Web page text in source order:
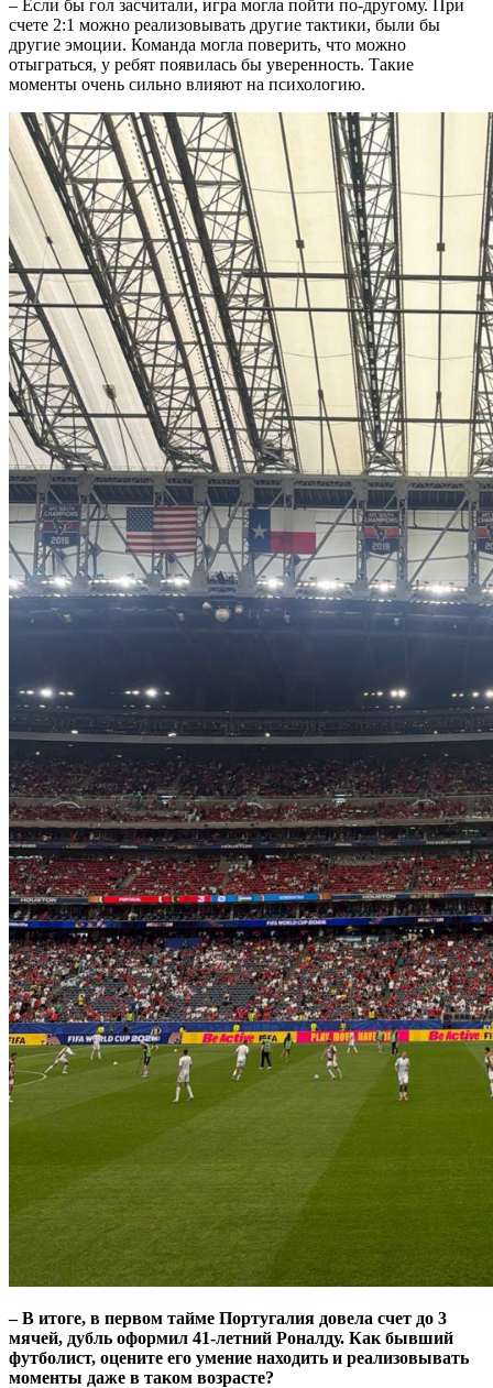
– Если бы гол засчитали, игра могла пойти по-другому. При
счете 2:1 можно реализовывать другие тактики, были бы
другие эмоции. Команда могла поверить, что можно
отыграться, у ребят появилась бы уверенность. Такие
моменты очень сильно влияют на психологию.
– В итоге, в первом тайме Португалия довела счет до 3
мячей, дубль оформил 41-летний Роналду. Как бывший
футболист, оцените его умение находить и реализовывать
моменты даже в таком возрасте?